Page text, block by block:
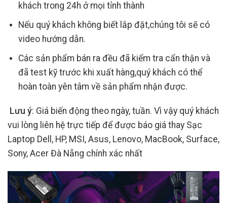
khách trong 24h ở mọi tỉnh thành
Nếu quý khách không biết lắp đặt,chúng tôi sẽ có
video hướng dẫn.
Các sản phẩm bán ra đều đã kiểm tra cẩn thận và
đã test kỹ trước khi xuất hàng,quý khách có thể
hoàn toàn yên tâm về sản phẩm nhận được.
Lưu ý: Giá biến động theo ngày, tuần. Vì vậy quý khách
vui lòng liên hệ trực tiếp để được báo giá thay Sạc
Laptop Dell, HP, MSI, Asus, Lenovo, MacBook, Surface,
Sony, Acer Đà Nẵng chính xác nhất